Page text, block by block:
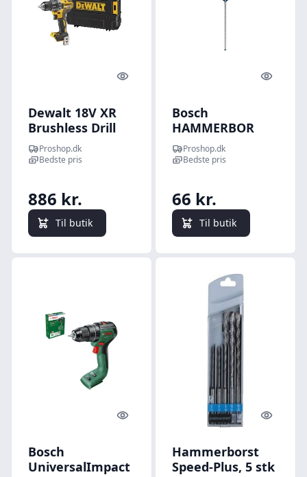
Quick look
Dewalt 18V XR
Brushless Drill
Driver - Bare
Unit
Proshop.dk
Bedste pris
886 kr.
Til butik
Quick
Bosch
HAMMERBOR
PLUS-7X
8X265MM
Proshop.dk
Bedste pris
66 kr.
Til butik
Quick look
Bosch
UniversalImpact
Quick
Hammerborst
Speed-Plus, 5 stk